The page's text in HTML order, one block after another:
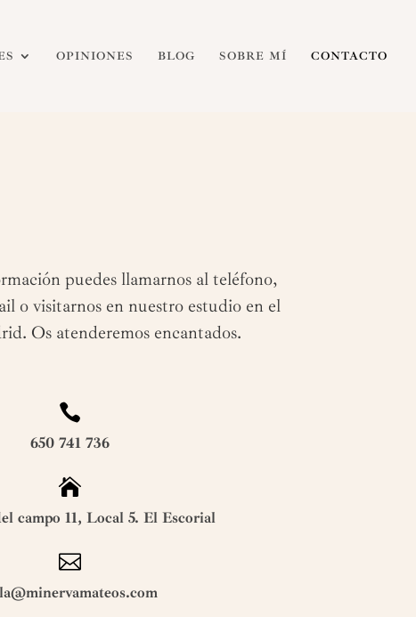
OPINIONES BLOG SOBRE MÍ CONTACTO
puedes llamarnos al teléfono,
o visitarnos en nuestro estudio en el
Os atenderemos encantados.

650 741 736

campo 11, Local 5. El Escorial
